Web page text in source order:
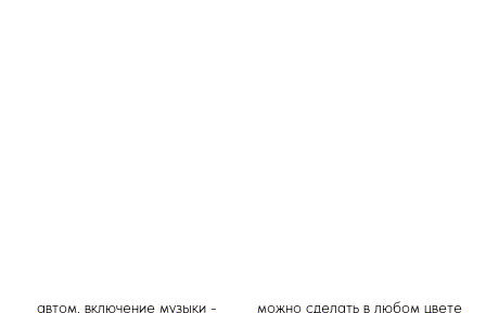
автом. включение музыки -
можно сделать в любом цвете